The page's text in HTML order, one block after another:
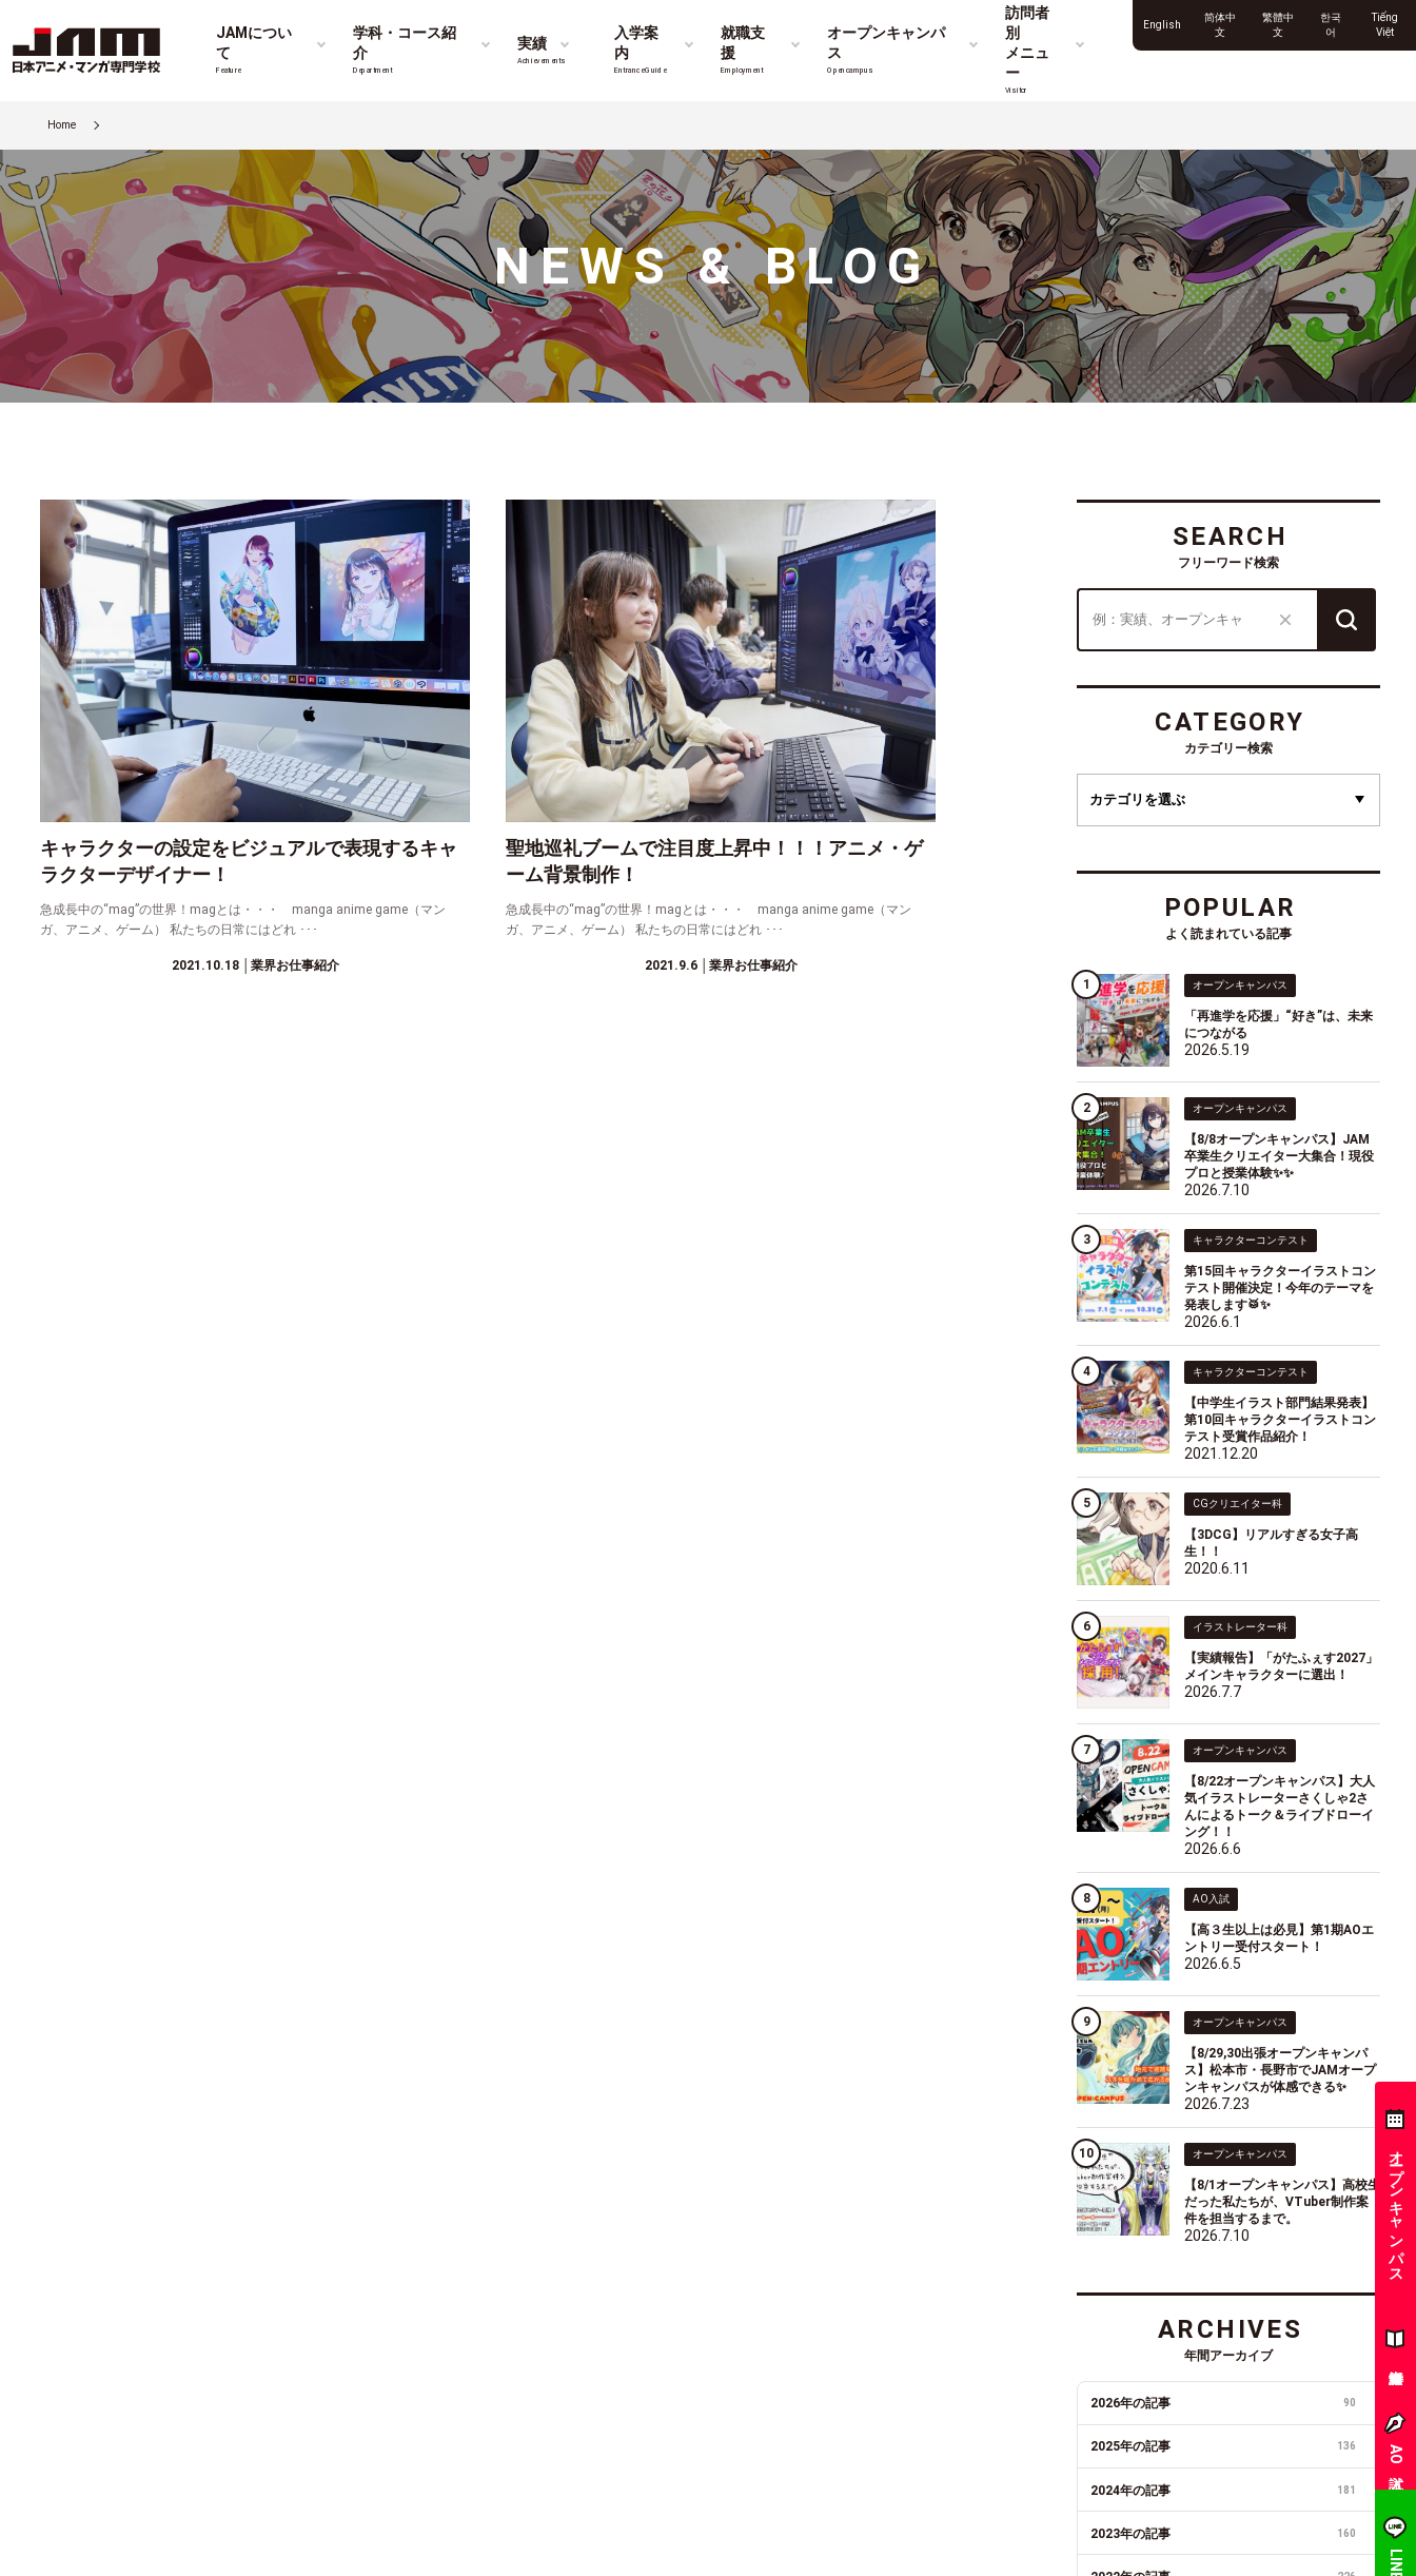
JAMについ
て
Feature
学科・コース紹
介
Department
実績
Achievements
入学案
内
Entrance Guide
就職支
援
Employment
オープンキャンパ
ス
Opencampus
訪問者
別
メニュ
ー
Visitor
English
简体中
文
繁體中
文
한국
어
Tiếng
Việt
Home
NEWS & BLOG
キャラクターの設定をビジュアルで表現するキャ
ラクターデザイナー！
急成長中の“mag”の世界！magとは・・・ manga anime game（マン
ガ、アニメ、ゲーム） 私たちの日常にはどれ ･･･
2021.10.18│業界お仕事紹介
聖地巡礼ブームで注目度上昇中！！！アニメ・ゲ
ーム背景制作！
急成長中の“mag”の世界！magとは・・・ manga anime game（マン
ガ、アニメ、ゲーム） 私たちの日常にはどれ ･･･
2021.9.6│業界お仕事紹介
SEARCH
フリーワード検索
CATEGORY
カテゴリー検索
POPULAR
よく読まれている記事
オープンキャンパス
「再進学を応援」“好き”は、未来
につながる
2026.5.19
オープンキャンパス
【8/8オープンキャンパス】JAM
卒業生クリエイター大集合！現役
プロと授業体験✨✨
2026.7.10
キャラクターコンテスト
第15回キャラクターイラストコン
テスト開催決定！今年のテーマを
発表します🥁✨
2026.6.1
キャラクターコンテスト
【中学生イラスト部門結果発表】
第10回キャラクターイラストコン
テスト受賞作品紹介！
2021.12.20
CGクリエイター科
【3DCG】リアルすぎる女子高
生！！
2020.6.11
イラストレーター科
【実績報告】「がたふぇす2027」
メインキャラクターに選出！
2026.7.7
オープンキャンパス
【8/22オープンキャンパス】大人
気イラストレーターさくしゃ2さ
んによるトーク＆ライブドローイ
ング！！
2026.6.6
AO入試
【高３生以上は必見】第1期AOエ
ントリー受付スタート！
2026.6.5
オープンキャンパス
【8/29,30出張オープンキャンパ
ス】松本市・長野市でJAMオープ
ンキャンパスが体感できる✨
2026.7.23
オープンキャンパス
【8/1オープンキャンパス】高校生
だった私たちが、VTuber制作案
件を担当するまで。
2026.7.10
ARCHIVES
年間アーカイブ
2026年の記事 90
2025年の記事 136
2024年の記事 181
2023年の記事 160
オープンキャンパス
AO入試
LINE登録